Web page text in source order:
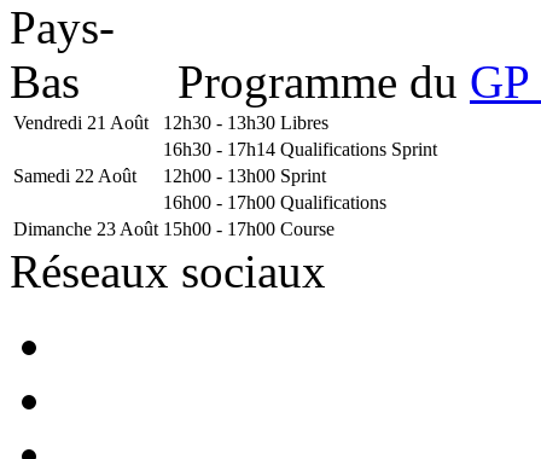
Programme du
Vendredi 21 Août 12h30 - 13h30 Libres
16h30 - 17h14 Qualifications Sprint
Samedi 22 Août
12h00 - 13h00 Sprint
16h00 - 17h00 Qualifications
Dimanche 23 Août 15h00 - 17h00 Course
Réseaux sociaux